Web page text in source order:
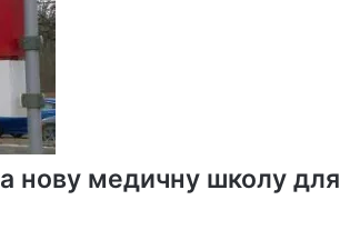
нову медичну школу для